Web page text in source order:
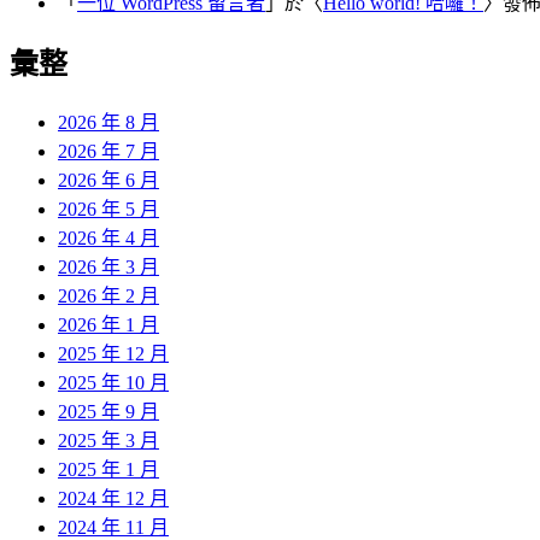
彙整
2026 年 8 月
2026 年 7 月
2026 年 6 月
2026 年 5 月
2026 年 4 月
2026 年 3 月
2026 年 2 月
2026 年 1 月
2025 年 12 月
2025 年 10 月
2025 年 9 月
2025 年 3 月
2025 年 1 月
2024 年 12 月
2024 年 11 月